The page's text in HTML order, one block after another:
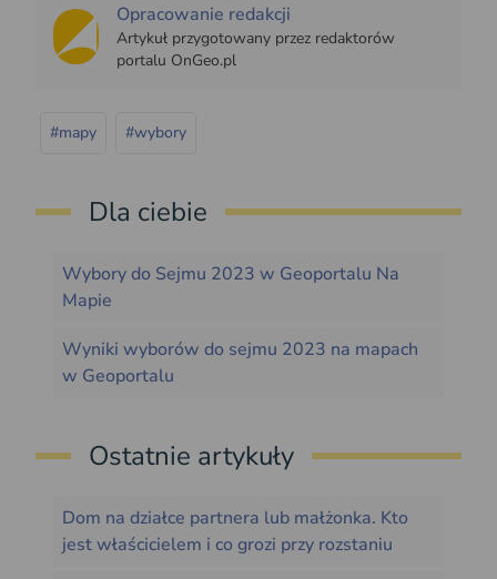
Opracowanie redakcji
Artykuł przygotowany przez redaktorów
portalu OnGeo.pl
#mapy #wybory
Dla ciebie
Wybory do Sejmu 2023 w Geoportalu Na
Mapie
Wyniki wyborów do sejmu 2023 na mapach
w Geoportalu
Ostatnie artykuły
Dom na działce partnera lub małżonka. Kto
jest właścicielem i co grozi przy rozstaniu